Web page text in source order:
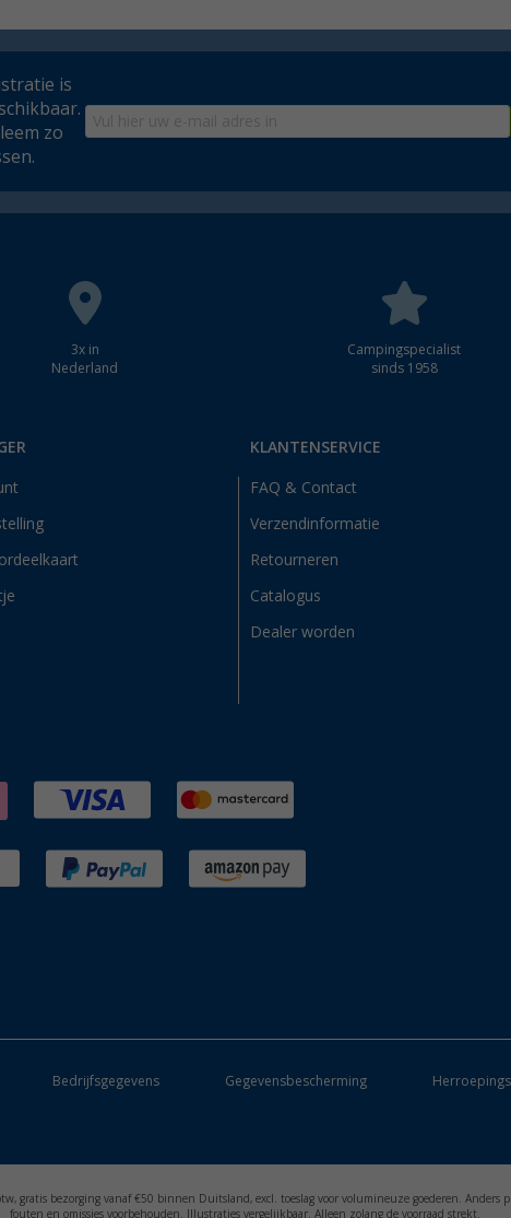
is
zo
3x in
Nederland
Campingspecialist
sinds 1958
KLANTENSERVICE
FAQ & Contact
Verzendinformatie
Retourneren
Catalogus
Dealer worden
Bedrijfsgegevens Gegevensbescherming
gratis bezorging vanaf €50 binnen Duitsland, excl. toeslag voor volumineuze goederen. Anders
fouten en omissies voorbehouden. Illustraties vergelijkbaar. Alleen zolang de voorraad strekt.